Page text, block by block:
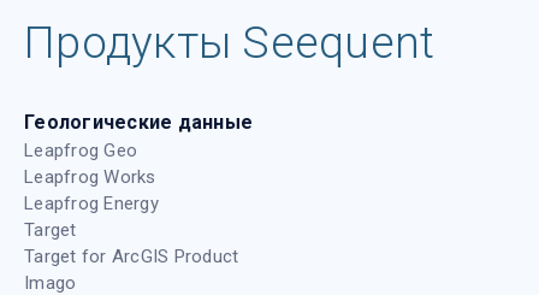
Продукты Seequent
Геологические данные
Leapfrog Geo
Leapfrog Works
Leapfrog Energy
Target
Target for ArcGIS Product
Imago